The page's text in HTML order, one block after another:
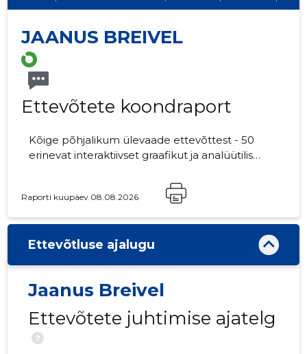
JAANUS BREIVEL
Ettevõtete koondraport
Kõige põhjalikum ülevaade ettevõttest - 50
erinevat interaktiivset graafikut ja analüütilist
Raporti kuupäev 08.08.2026
Ettevõtluse ajalugu
Jaanus Breivel
Ettevõtete juhtimise ajatelg
?